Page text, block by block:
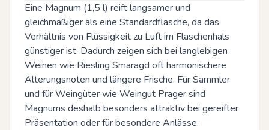
Eine Magnum (1,5 l) reift langsamer und
gleichmäßiger als eine Standardflasche, da das
Verhältnis von Flüssigkeit zu Luft im Flaschenhals
günstiger ist. Dadurch zeigen sich bei langlebigen
Weinen wie Riesling Smaragd oft harmonischere
Alterungsnoten und längere Frische. Für Sammler
und für Weingüter wie Weingut Prager sind
Magnums deshalb besonders attraktiv bei gereifter
Präsentation oder für besondere Anlässe.